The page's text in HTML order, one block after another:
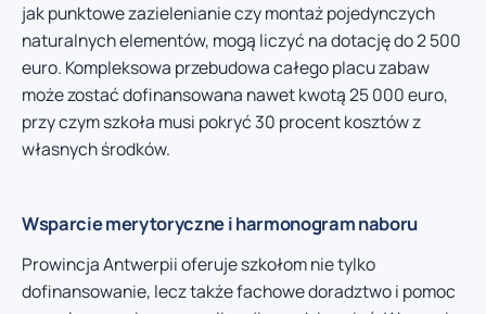
jak punktowe zazielenianie czy montaż pojedynczych
naturalnych elementów, mogą liczyć na dotację do 2 500
euro. Kompleksowa przebudowa całego placu zabaw
może zostać dofinansowana nawet kwotą 25 000 euro,
przy czym szkoła musi pokryć 30 procent kosztów z
własnych środków.
Wsparcie merytoryczne i harmonogram naboru
Prowincja Antwerpii oferuje szkołom nie tylko
dofinansowanie, lecz także fachowe doradztwo i pomoc